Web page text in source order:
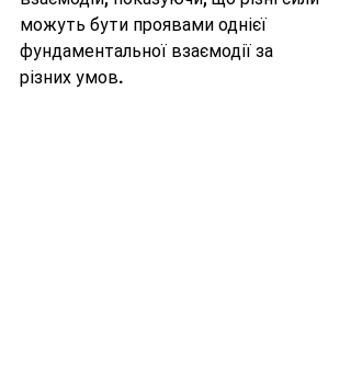
можуть бути проявами однієї
фундаментальної взаємодії за
різних умов.